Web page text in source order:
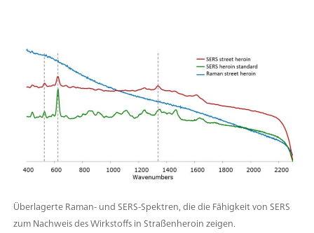
Überlagerte Raman- und SERS-Spektren, die die Fähigkeit von SERS
zum Nachweis des Wirkstoffs in Straßenheroin zeigen.